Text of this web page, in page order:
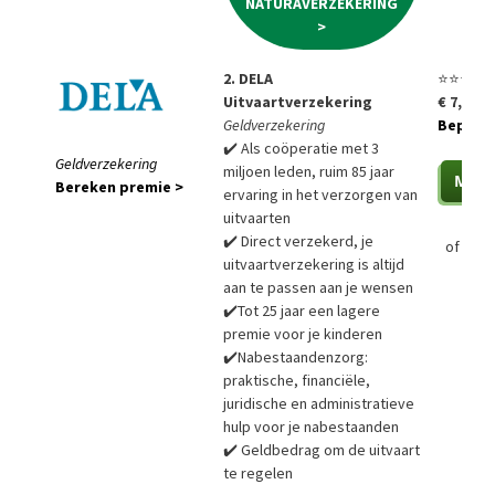
>
Geldverzekering
Bereken premie >
2. DELA
Uitvaartverzekering
Geldverzekering
✔️ Als coöperatie met 3
miljoen leden, ruim 85 jaar
ervaring in het verzorgen van
uitvaarten
✔️ Direct verzekerd, je
uitvaartverzekering is altijd
aan te passen aan je wensen
✔️Tot 25 jaar een lagere
premie voor je kinderen
✔️Nabestaandenzorg:
praktische, financiële,
juridische en administratieve
hulp voor je nabestaanden
✔️ Geldbedrag om de uitvaart
te regelen
⭐⭐⭐⭐⭐
€ 7,85
Bepaal
of